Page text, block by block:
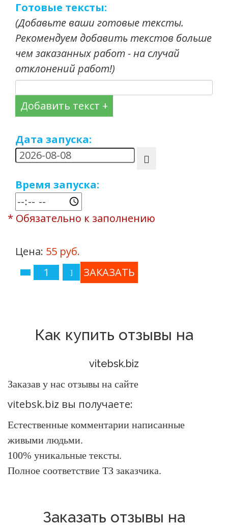
Готовые тексты:
(Добавьте ваши готовые тексты.
Рекомендуем добавить текстов больше
чем заказанных работ - на случай
отклонений работ!)
Добавить текст +
Дата запуска:
Время запуска:
* Обязательно к заполнению
Цена: 55 руб.
Как купить отзывы на
vitebsk.biz
Заказав у нас отзывы на сайте
vitebsk.biz вы получаете:
Естественные комментарии написанные
живыми людьми.
100% уникальные тексты.
Полное соответствие ТЗ заказчика.
Заказать отзывы на